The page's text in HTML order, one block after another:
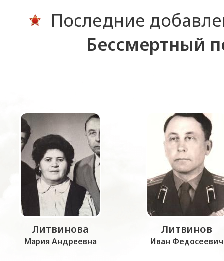
Последние
Бессмертный
Литвинова
Мария Андреевна
Литвинов
Иван Федосеевич